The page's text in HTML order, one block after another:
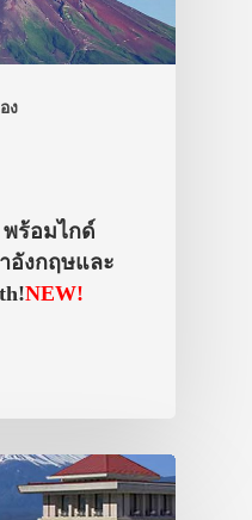
ง
ร้อมไกด์
อังกฤษและ
NEW!